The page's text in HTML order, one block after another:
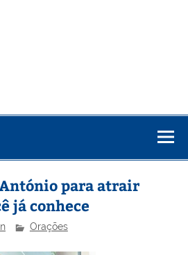
para atrair
já conhece
Orações